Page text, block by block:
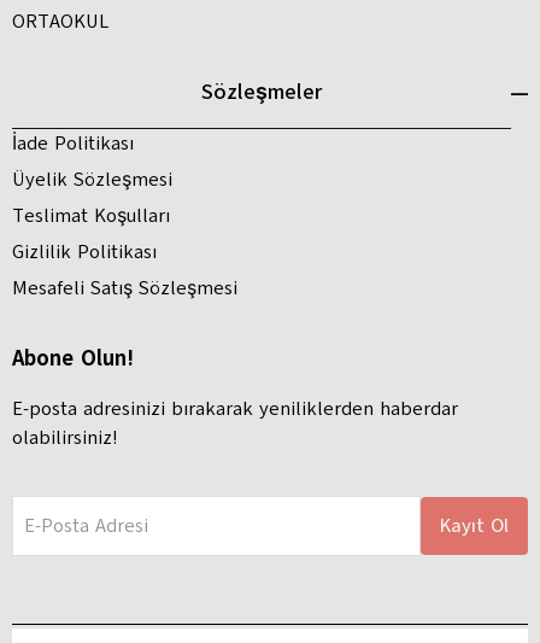
ORTAOKUL
Sözleşmeler
İade Politikası
Üyelik Sözleşmesi
Teslimat Koşulları
Gizlilik Politikası
Mesafeli Satış Sözleşmesi
Abone Olun!
E-posta adresinizi bırakarak yeniliklerden haberdar
olabilirsiniz!
E-Posta Adresi Kayıt Ol